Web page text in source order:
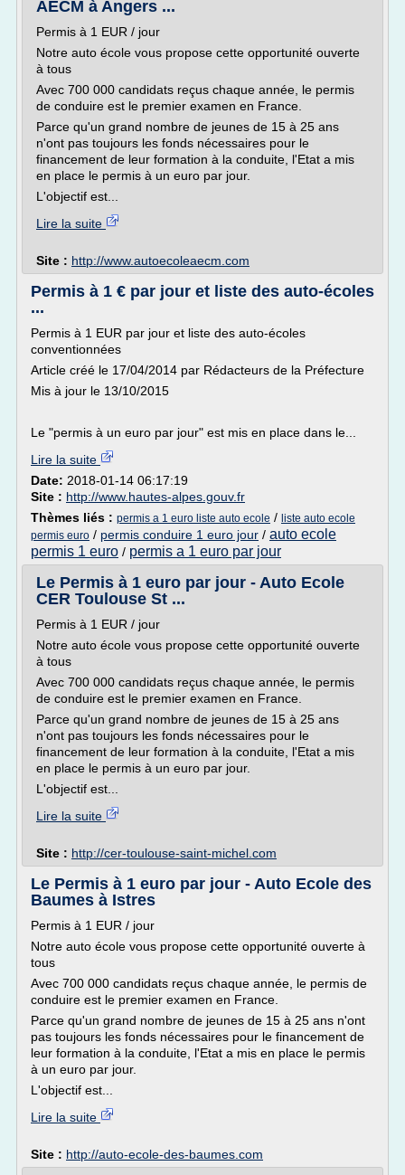
AECM à Angers ...
Permis à 1 EUR / jour
Notre auto école vous propose cette opportunité ouverte
à tous
Avec 700 000 candidats reçus chaque année, le permis
de conduire est le premier examen en France.
Parce qu'un grand nombre de jeunes de 15 à 25 ans
n'ont pas toujours les fonds nécessaires pour le
financement de leur formation à la conduite, l'Etat a mis
en place le permis à un euro par jour.
L'objectif est...
Lire la suite
Site : http://www.autoecoleaecm.com
Permis à 1 € par jour et liste des auto-écoles
...
Permis à 1 EUR par jour et liste des auto-écoles
conventionnées
Article créé le 17/04/2014 par Rédacteurs de la Préfecture
Mis à jour le 13/10/2015
Le "permis à un euro par jour" est mis en place dans le...
Lire la suite
Date: 2018-01-14 06:17:19
Site : http://www.hautes-alpes.gouv.fr
Thèmes liés : permis a 1 euro liste auto ecole / liste auto ecole
permis euro / permis conduire 1 euro jour / auto ecole
permis 1 euro / permis a 1 euro par jour
Le Permis à 1 euro par jour - Auto Ecole
CER Toulouse St ...
Permis à 1 EUR / jour
Notre auto école vous propose cette opportunité ouverte
à tous
Avec 700 000 candidats reçus chaque année, le permis
de conduire est le premier examen en France.
Parce qu'un grand nombre de jeunes de 15 à 25 ans
n'ont pas toujours les fonds nécessaires pour le
financement de leur formation à la conduite, l'Etat a mis
en place le permis à un euro par jour.
L'objectif est...
Lire la suite
Site : http://cer-toulouse-saint-michel.com
Le Permis à 1 euro par jour - Auto Ecole des
Baumes à Istres
Permis à 1 EUR / jour
Notre auto école vous propose cette opportunité ouverte à
tous
Avec 700 000 candidats reçus chaque année, le permis de
conduire est le premier examen en France.
Parce qu'un grand nombre de jeunes de 15 à 25 ans n'ont
pas toujours les fonds nécessaires pour le financement de
leur formation à la conduite, l'Etat a mis en place le permis
à un euro par jour.
L'objectif est...
Lire la suite
Site : http://auto-ecole-des-baumes.com